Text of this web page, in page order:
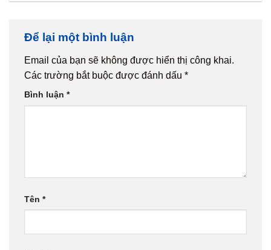
Để lại một bình luận
Email của bạn sẽ không được hiển thị công khai.
Các trường bắt buộc được đánh dấu *
Bình luận *
Tên *